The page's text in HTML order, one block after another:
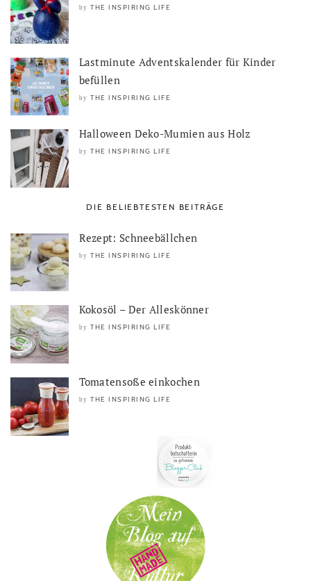
by THE INSPIRING LIFE
Lastminute Adventskalender für Kinder
befüllen
by THE INSPIRING LIFE
Halloween Deko-Mumien aus Holz
by THE INSPIRING LIFE
DIE BELIEBTESTEN BEITRÄGE
Rezept: Schneebällchen
by THE INSPIRING LIFE
Kokosöl – Der Alleskönner
by THE INSPIRING LIFE
Tomatensoße einkochen
by THE INSPIRING LIFE